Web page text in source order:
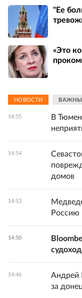
"Ее
«Это
НОВОСТИ
14:55
В
14:54
домов
14:53
Россию
14:50
14:46
Андрей
за